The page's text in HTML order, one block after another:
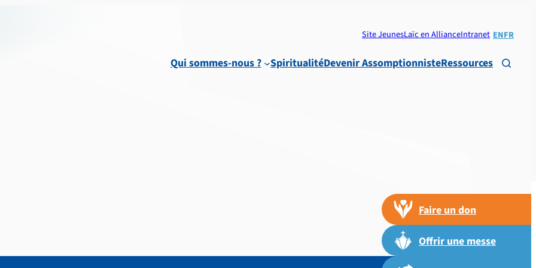
Site JeunesLaïc en AllianceIntranet ENFR
Qui sommes-nous ? SpiritualitéDevenir AssomptionnisteRessources 
Faire un don
Offrir une messe